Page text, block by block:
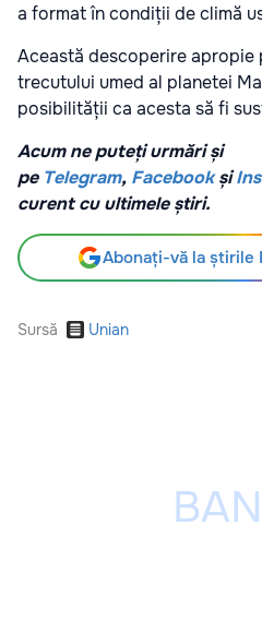
a format în condiții de climă
Această descoperire
trecutului umed al planetei
posibilității ca acesta să fi
Acum ne puteți urmări și
pe Telegram, Facebook și
curent cu ultimele știri.
Abonați-vă la știrile
Sursă Unian